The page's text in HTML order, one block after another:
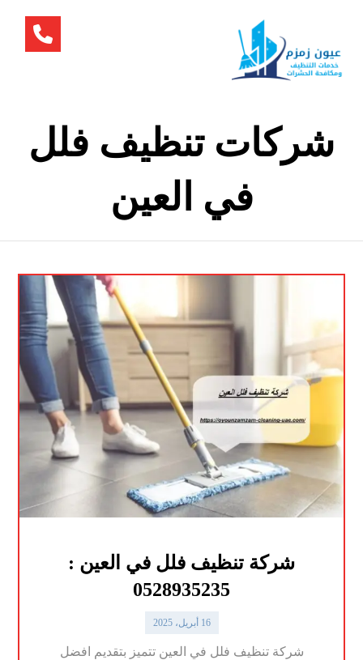
شركات تنظيف فلل
في العين
شركة تنظيف فلل في العين :
0528935235
16 أبريل، 2025
شركة تنظيف فلل في العين تتميز بتقديم افضل